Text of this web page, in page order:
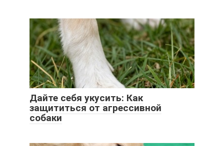
Дайте себя укусить: Как
защититься от агрессивной
собаки